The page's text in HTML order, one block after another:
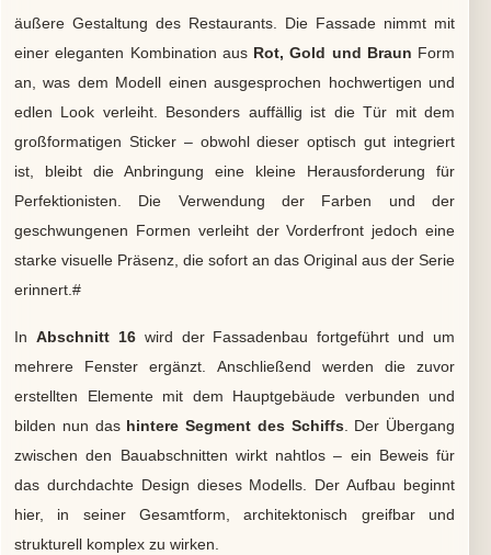
äußere Gestaltung des Restaurants. Die Fassade nimmt mit
einer eleganten Kombination aus Rot, Gold und Braun Form
an, was dem Modell einen ausgesprochen hochwertigen und
edlen Look verleiht. Besonders auffällig ist die Tür mit dem
großformatigen Sticker – obwohl dieser optisch gut integriert
ist, bleibt die Anbringung eine kleine Herausforderung für
Perfektionisten. Die Verwendung der Farben und der
geschwungenen Formen verleiht der Vorderfront jedoch eine
starke visuelle Präsenz, die sofort an das Original aus der Serie
erinnert.#
In Abschnitt 16wird der Fassadenbau fortgeführt und um
mehrere Fenster ergänzt. Anschließend werden die zuvor
erstellten Elemente mit dem Hauptgebäude verbunden und
bilden nun das hintere Segment des Schiffs. Der Übergang
zwischen den Bauabschnitten wirkt nahtlos – ein Beweis für
das durchdachte Design dieses Modells. Der Aufbau beginnt
hier, in seiner Gesamtform, architektonisch greifbar und
strukturell komplex zu wirken.